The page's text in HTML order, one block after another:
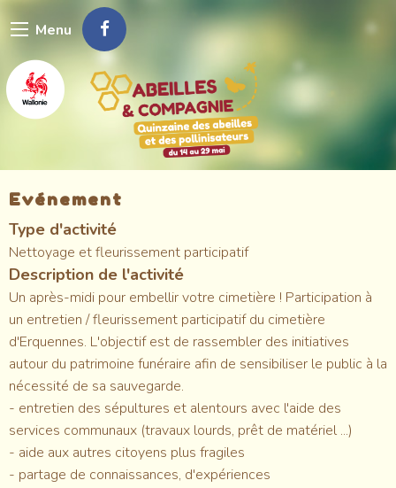
au
principal
Menu
Evénement
Type d'activité
Nettoyage et fleurissement participatif
Description de l'activité
Un après-midi pour embellir votre cimetière ! Participation à
un entretien / fleurissement participatif du cimetière
d'Erquennes. L'objectif est de rassembler des initiatives
autour du patrimoine funéraire afin de sensibiliser le public à la
nécessité de sa sauvegarde.
- entretien des sépultures et alentours avec l'aide des
services communaux (travaux lourds, prêt de matériel ...)
- aide aux autres citoyens plus fragiles
- partage de connaissances, d'expériences